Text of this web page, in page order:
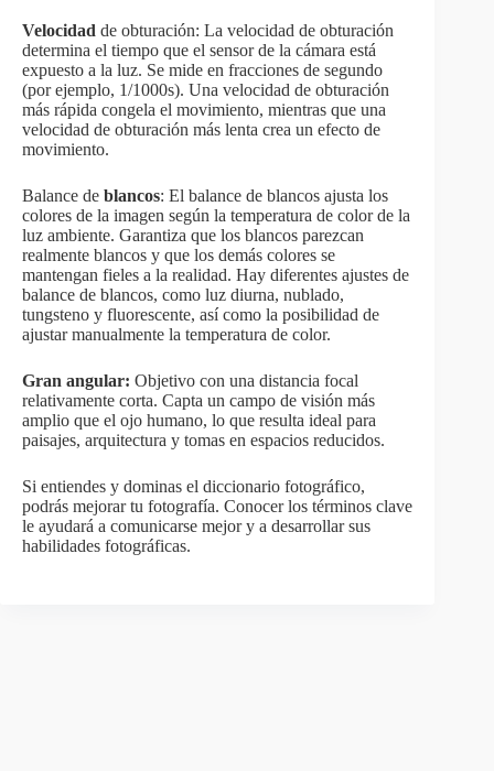
Velocidad de obturación: La velocidad de obturación
determina el tiempo que el sensor de la cámara está
expuesto a la luz. Se mide en fracciones de segundo
(por ejemplo, 1/1000s). Una velocidad de obturación
más rápida congela el movimiento, mientras que una
velocidad de obturación más lenta crea un efecto de
movimiento.
Balance de blancos: El balance de blancos ajusta los
colores de la imagen según la temperatura de color de la
luz ambiente. Garantiza que los blancos parezcan
realmente blancos y que los demás colores se
mantengan fieles a la realidad. Hay diferentes ajustes de
balance de blancos, como luz diurna, nublado,
tungsteno y fluorescente, así como la posibilidad de
ajustar manualmente la temperatura de color.
Gran angular: Objetivo con una distancia focal
relativamente corta. Capta un campo de visión más
amplio que el ojo humano, lo que resulta ideal para
paisajes, arquitectura y tomas en espacios reducidos.
Si entiendes y dominas el diccionario fotográfico,
podrás mejorar tu fotografía. Conocer los términos clave
le ayudará a comunicarse mejor y a desarrollar sus
habilidades fotográficas.